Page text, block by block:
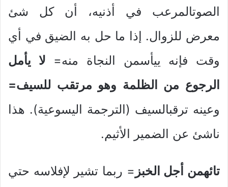
الصوتالمرعب في أذنيه، أن كل شئ
معرض للزوال. إذا ما حل به الضيق في أي
وقت فإنه ييأسمن النجاة منه= لا يأمل
الرجوع من الظلمة وهو مرتقب للسيف=
وعينه ترقبالسيف (الترجمة اليسوعية). هذا
ناشئ عن الضمير الأثيم.
تائهمن أجل الخبز = ربما تشير لإفلاسه حتي